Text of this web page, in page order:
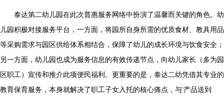
泰达第二幼儿园在此次普惠服务网络中扮演了温馨而关键的角色。幼
儿园积极对接服务平台，一方面，将园所自身所需的优质食材、教具用品
等采购需求与园区供给体系相结合，保障了幼儿的成长环境与饮食安全；
另一方面，幼儿园也成为服务信息的有效传递节点，向幼儿家长（多为园
区职工）宣传和推介此项便民福利。更重要的是，泰达二幼凭借其专业的
教育保育服务，本身就解决了职工子女入托的核心痛点，与‘产品送到